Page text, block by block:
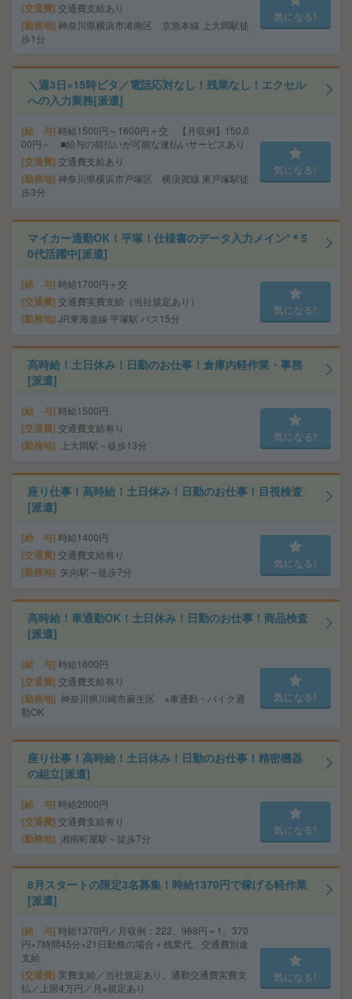
交通費 交通費支給あり
勤務地 神奈川県横浜市港南区 京急本線 上大岡駅徒
歩1分
気になる!
＼週3日×15時ピタ／電話応対なし！残業なし！エクセル
への入力業務[派遣]
給 与 時給1500円～1600円＋交 【月収例】150,0
00円～ ■給与の前払いが可能な速払いサービスあり
交通費 交通費支給あり
勤務地 神奈川県横浜市戸塚区 横須賀線 東戸塚駅徒
歩3分
気になる!
マイカー通勤OK！平塚！仕様書のデータ入力メイン*＊5
0代活躍中[派遣]
給 与 時給1700円＋交
交通費 交通費実費支給（当社規定あり）
勤務地 JR東海道線 平塚駅 バス15分
気になる!
高時給！土日休み！日勤のお仕事！倉庫内軽作業・事務
[派遣]
給 与 時給1500円
交通費 交通費支給有り
勤務地 上大岡駅～徒歩13分
気になる!
座り仕事！高時給！土日休み！日勤のお仕事！目視検査
[派遣]
給 与 時給1400円
交通費 交通費支給有り
勤務地 矢向駅～徒歩7分
気になる!
高時給！車通勤OK！土日休み！日勤のお仕事！商品検査
[派遣]
給 与 時給1600円
交通費 交通費支給有り
勤務地 神奈川県川崎市麻生区 ※車通勤・バイク通
勤OK
気になる!
座り仕事！高時給！土日休み！日勤のお仕事！精密機器
の組立[派遣]
給 与 時給2000円
交通費 交通費支給有り
勤務地 湘南町屋駅～徒歩7分
気になる!
8月スタートの限定3名募集！時給1370円で稼げる軽作業
[派遣]
給 与 時給1370円／月収例：222、968円＝1、370
円×7時間45分×21日勤務の場合＋残業代、交通費別途
支給
交通費 実費支給／当社規定あり。通勤交通費実費支
払／上限4万円／月※規定あり
気になる!